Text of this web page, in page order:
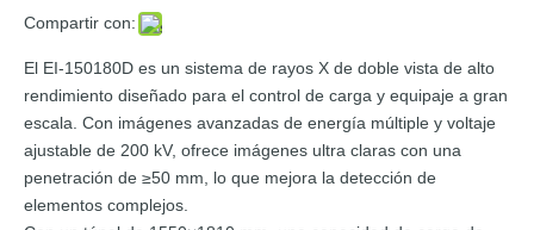
Compartir con:
El EI-150180D es un sistema de rayos X de doble vista de alto
rendimiento diseñado para el control de carga y equipaje a gran
escala. Con imágenes avanzadas de energía múltiple y voltaje
ajustable de 200 kV, ofrece imágenes ultra claras con una
penetración de ≥50 mm, lo que mejora la detección de
elementos complejos.